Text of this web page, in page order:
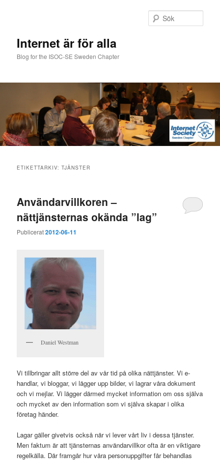
Internet är för alla
Blog for the ISOC-SE Sweden Chapter
ETIKETTARKIV:TJÄNSTER
Användarvillkoren –
nättjänsternas okända ”lag”
Publicerat2012-06-11
Daniel Westman
Vi tillbringar allt större del av vår tid på olika nättjänster. Vi e-
handlar, vi bloggar, vi lägger upp bilder, vi lagrar våra dokument
och vi mejlar. Vi lägger därmed mycket information om oss själva
och mycket av den information som vi själva skapar i olika
företag händer.
Lagar gäller givetvis också när vi lever vårt liv i dessa tjänster.
Men faktum är att tjänsternas användarvillkor ofta är en viktigare
regelkälla. Där framgår hur våra personuppgifter får behandlas